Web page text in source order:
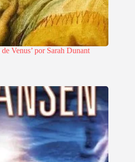
Venus’ por Sarah Dunant